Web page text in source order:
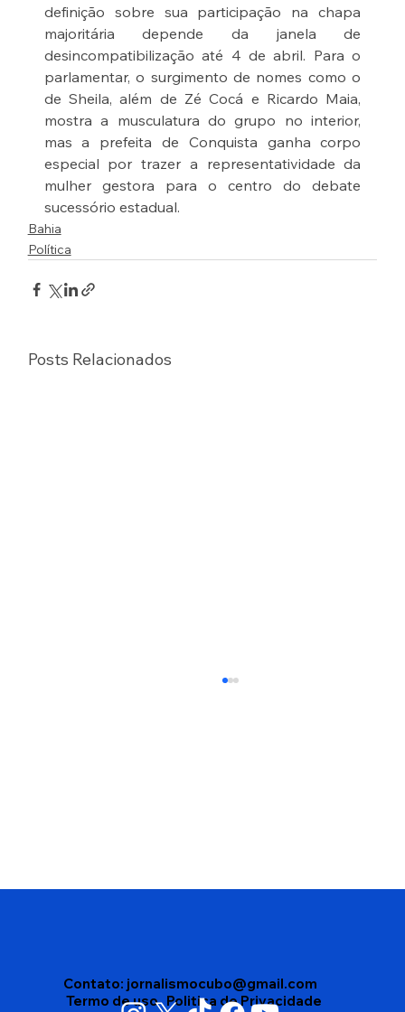
definição sobre sua participação na chapa
majoritária depende da janela de
desincompatibilização até 4 de abril. Para o
parlamentar, o surgimento de nomes como o
de Sheila, além de Zé Cocá e Ricardo Maia,
mostra a musculatura do grupo no interior,
mas a prefeita de Conquista ganha corpo
especial por trazer a representatividade da
mulher gestora para o centro do debate
sucessório estadual.
Bahia
Política
Posts Relacionados
Edson Gomes segue internado após
Contato: jornalismocubo@gmail.com
Termo de uso Politica de Privacidade